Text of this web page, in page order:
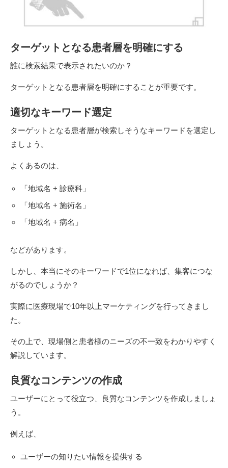
ターゲットとなる患者層を明確にする
誰に検索結果で表示されたいのか？
ターゲットとなる患者層を明確にすることが重要です。
適切なキーワード選定
ターゲットとなる患者層が検索しそうなキーワードを選定し
ましょう。
よくあるのは、
「地域名 + 診療科」
「地域名 + 施術名」
「地域名 + 病名」
などがあります。
しかし、本当にそのキーワードで1位になれば、集客につな
がるのでしょうか？
実際に医療現場で10年以上マーケティングを行ってきまし
た。
その上で、現場側と患者様のニーズの不一致をわかりやすく
解説しています。
良質なコンテンツの作成
ユーザーにとって役立つ、良質なコンテンツを作成しましょ
う。
例えば、
ユーザーの知りたい情報を提供する